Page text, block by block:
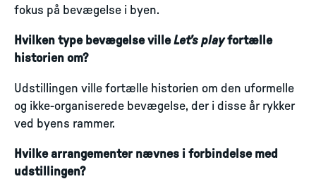
fokus på bevægelse i byen.
Hvilken type bevægelse villeLet’s playfortælle
historien om?
Udstillingen ville fortælle historien om den uformelle
og ikke-organiserede bevægelse, der i disse år rykker
ved byens rammer.
Hvilke arrangementer nævnes i forbindelse med
udstillingen?